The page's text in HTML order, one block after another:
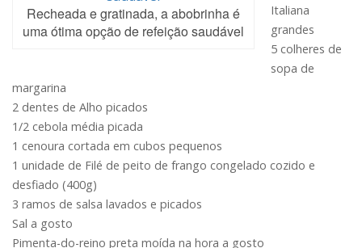
Recheada e gratinada, a abobrinha é
uma ótima opção de refeição saudável
Italiana
grandes
5 colheres de
sopa de
margarina
2 dentes de Alho picados
1/2 cebola média picada
1 cenoura cortada em cubos pequenos
1 unidade de Filé de peito de frango congelado cozido e
desfiado (400g)
3 ramos de salsa lavados e picados
Sal a gosto
Pimenta-do-reino preta moída na hora a gosto